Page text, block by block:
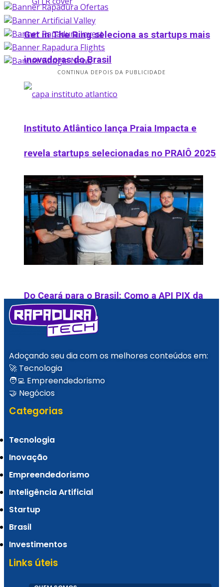
Get in The Ring seleciona as startups mais
inovadoras do Brasil
Instituto Atlântico lança Praia Impacta e
revela startups selecionadas no PRAIÔ 2025
Do Ceará para o Brasil: Como a API PIX da
Fire Banking revolucionou pagamentos
Healthtech Soffia disputa Prêmio Otimista
de Inovação 2024 em duas categorias
Startup cristã cearense revoluciona mercado
de recomendações
CONTINUA DEPOIS DA PUBLICIDADE
Adoçando seu dia com os melhores conteúdos em:
🚀 Tecnologia
🧑‍💻 Empreendedorismo
🤝 Negócios
Categorias
Tecnologia
Inovação
Empreendedorismo
Inteligência Artificial
Startup
Brasil
Investimentos
Links úteis